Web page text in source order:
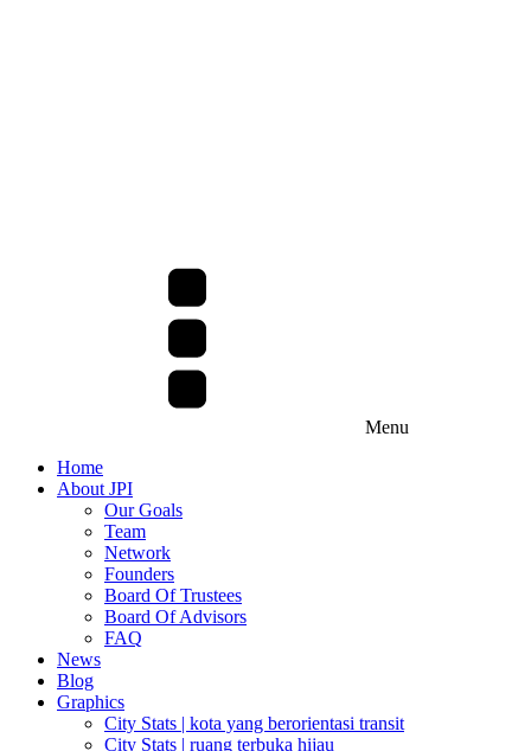
Menu
Home
About JPI
Our Goals
Team
Network
Founders
Board Of Trustees
Board Of Advisors
FAQ
News
Blog
Graphics
City Stats | kota yang berorientasi transit
City Stats | ruang terbuka hijau